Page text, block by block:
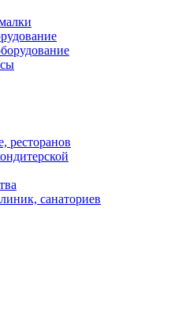
ресторанов
санаториев